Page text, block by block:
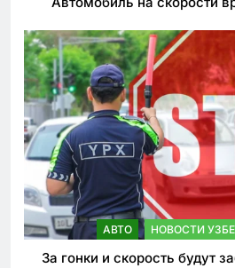
АВТО НОВОСТИ
За гонки и скорость будут